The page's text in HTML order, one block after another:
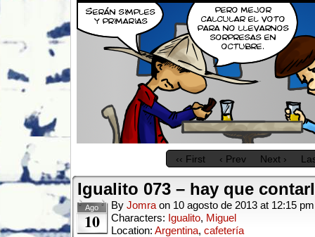
‹‹ First ‹ Prev Next ›
Igualito 073 – hay que
Ago
10
By Jomra on 10 agosto de 2013 at 12:15 pm
Characters: Igualito, Miguel
Location: Argentina, cafetería